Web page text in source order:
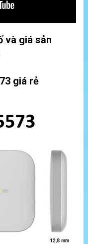
và giá sản
giá rẻ